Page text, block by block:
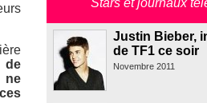
de
ne
Stars et journaux
Justin Bieber,
de TF1 ce soir
Novembre 2011